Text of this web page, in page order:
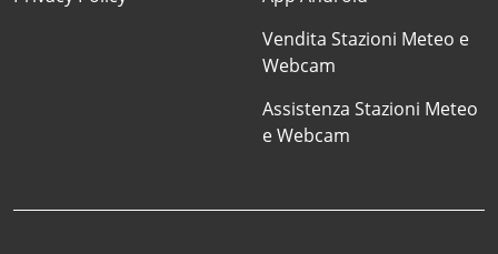
Vendita Stazioni Meteo e
Webcam
Assistenza Stazioni Meteo
e Webcam